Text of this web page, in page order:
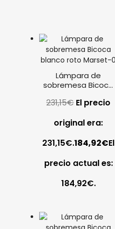
Lámpara de
sobremesa Bicoca
231,15€ El precio
original era:
231,15€.184,92€El
precio actual es:
184,92€.